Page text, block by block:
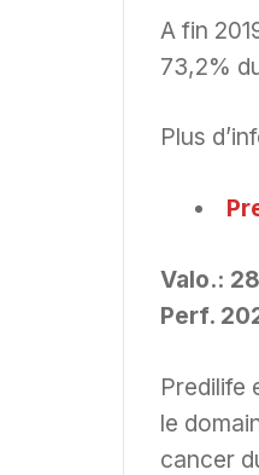
A fin
73,2%
Plus
Valo.:
Perf.
Predilife
le
cancer